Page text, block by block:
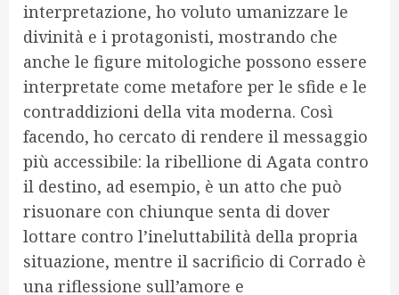
interpretazione, ho voluto umanizzare le
divinità e i protagonisti, mostrando che
anche le figure mitologiche possono essere
interpretate come metafore per le sfide e le
contraddizioni della vita moderna. Così
facendo, ho cercato di rendere il messaggio
più accessibile: la ribellione di Agata contro
il destino, ad esempio, è un atto che può
risuonare con chiunque senta di dover
lottare contro l’ineluttabilità della propria
situazione, mentre il sacrificio di Corrado è
una riflessione sull’amore e